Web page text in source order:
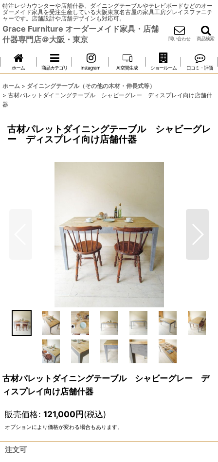
特注レジカウンターや店舗什器、ダイニングテーブルやテレビボードなどのオー
ダーメイド家具を受注生産している大阪東京名古屋の家具工房グレイスファニチ
ャーです。店舗設計や店舗デザインも対応可。
Grace Furniture オーダーメイド家具・店舗
什器専門店＠大阪・東京
問い合わせ 商品検索
ホーム 商品カテゴリ instagram AI空間生成 ショールーム 口コミ・評価
ホーム > ダイニングテーブル（その他の木材・伸長式等）
> 古材パレットダイニングテーブル シャビーグレー ディスプレイ向け店舗什
器
古材パレットダイニングテーブル シャビーグレ
ー ディスプレイ向け店舗什器
古材パレットダイニングテーブル シャビーグレー デ
ィスプレイ向け店舗什器
販売価格: 121,000円(税込)
オプションにより価格が変わる場合もあります。
注文可